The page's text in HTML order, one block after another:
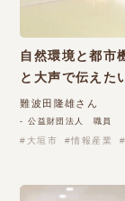
自然環境と都市
と大声で伝えた
難波田隆雄さん
- 公益財団法人 職員
大垣市 情報産業